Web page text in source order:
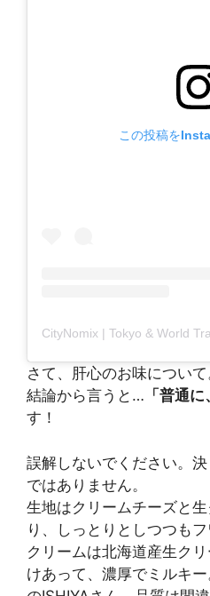
この投稿を
さて、肝心のお味について
結論から言うと… 「普通
す！
誤解しないでください。
ではありません。
生地はクリームチーズと
り、しっとりとしつつもフ
クリームは北海道産生ク
けあって、濃厚でミルキー